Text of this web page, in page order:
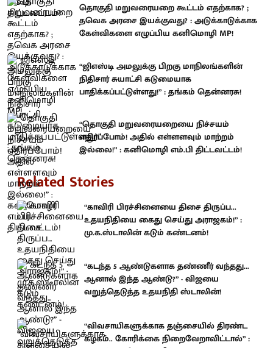
தொகுதி மறுவரையறை கூட்டம் எதற்காக? ;
தவெக அரசை இயக்குவது? : அடுக்காடுக்காக
கேள்விகளை எழுப்பிய கனிமொழி MP!
“ஜிஎஸ்டி அமலுக்கு பிறகு மாநிலங்களின்
நிதிசார் சுயாட்சி கடுமையாக
பாதிக்கப்பட்டுள்ளது!” : தங்கம் தென்னரசு!
“தொகுதி மறுவரையறையை நிச்சயம்
எதிர்ப்போம்! அதில் எள்ளளவும் மாற்றம்
இல்லை!” : கனிமொழி எம்.பி திட்டவட்டம்!
Related Stories
“காவிரி பிரச்சினையை திசை திருப்ப...
உதயநிதியை கைது செய்து அராஜகம்!” :
மு.க.ஸ்டாலின் கடும் கண்டனம்!
“கடந்த 5 ஆண்டுகளாக தண்ணீர் வந்தது...
ஆனால் இந்த ஆண்டு?” - விஜயை
வறுத்தெடுத்த உதயநிதி ஸ்டாலின்!
“விவசாயிகளுக்காக தஞ்சையில் திரண்ட
கழகம்.. கோரிக்கை நிறைவேறாவிட்டால்” :